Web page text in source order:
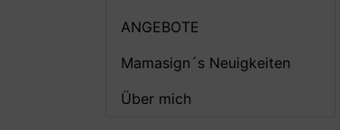
ANGEBOTE
Mamasign´s Neuigkeiten
Über mich